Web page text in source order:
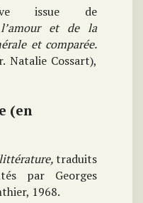
issue de
et de la
et comparée.
Natalie Cossart),
(en
traduits
par Georges
1968.